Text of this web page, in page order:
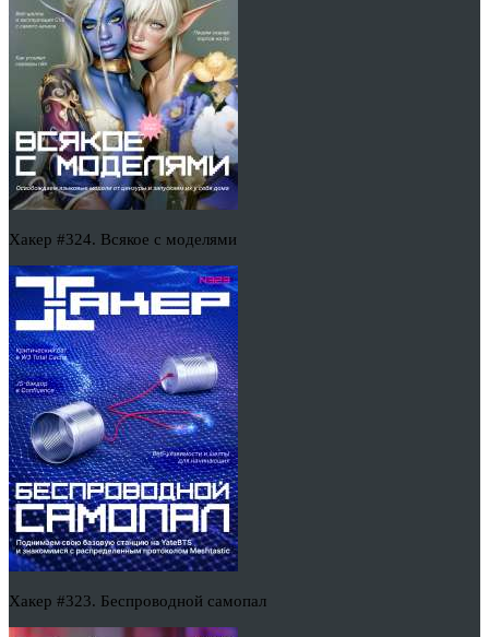
Хакер #324. Всякое с моделями
Хакер #323. Беспроводной самопал